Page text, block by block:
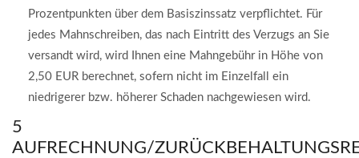
Prozentpunkten über dem Basiszinssatz verpflichtet. Für
jedes Mahnschreiben, das nach Eintritt des Verzugs an Sie
versandt wird, wird Ihnen eine Mahngebühr in Höhe von
2,50 EUR berechnet, sofern nicht im Einzelfall ein
niedrigerer bzw. höherer Schaden nachgewiesen wird.
5
AUFRECHNUNG/